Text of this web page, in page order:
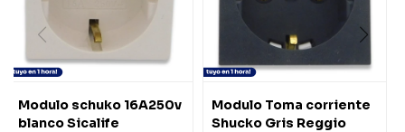
Modulo schuko 16A250v
blanco Sicalife
Modulo Toma corriente
Shucko Gris Reggio